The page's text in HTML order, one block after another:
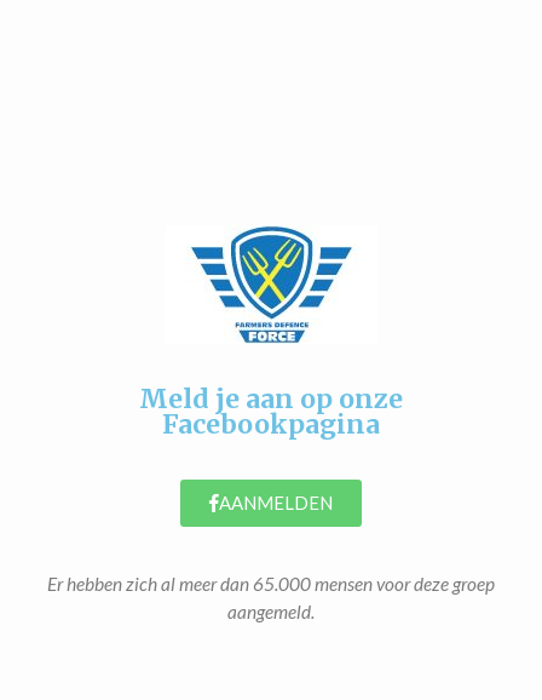
Meld je aan op onze
Facebookpagina
AANMELDEN
Er hebben zich al meer dan 65.000 mensen voor deze groep
aangemeld.